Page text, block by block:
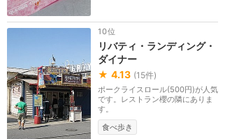
10位
リバティ・ランディング・
ダイナー
★ 4.13 (15件)
ポークライスロール(500円)が人気
です。レストラン櫻の隣にありま
す。
食べ歩き